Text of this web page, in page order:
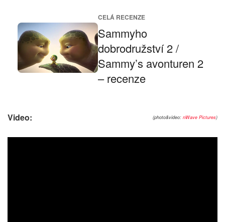
CELÁ RECENZE
Sammyho
dobrodružství 2 /
Sammy’s avonturen 2
– recenze
(photo&video: nWave Pictures)
Video: